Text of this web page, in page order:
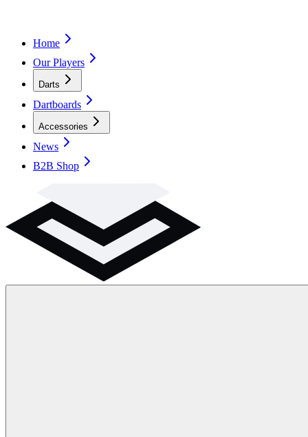
Home
Our Players
Darts
Dartboards
Accessories
News
B2B Shop